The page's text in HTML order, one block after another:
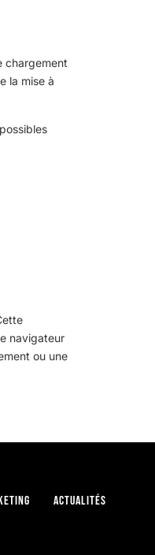
chargement
la mise à
navigateur
ou une
Actualités